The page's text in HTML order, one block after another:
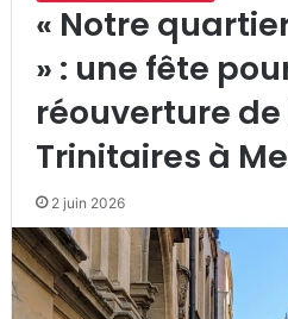
« Notre
» : une fête
réouverture
Trinitaires à
2 juin 2026